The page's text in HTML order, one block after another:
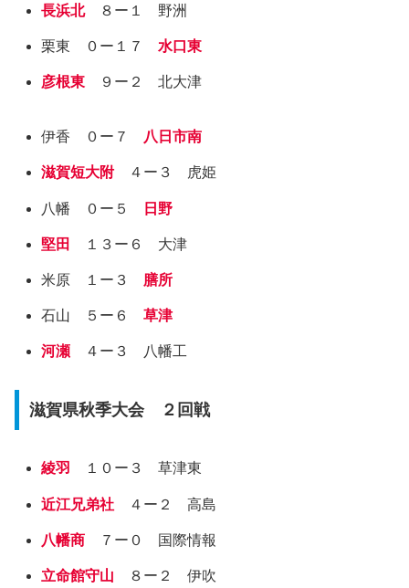
長浜北 ８ー１ 野洲
栗東 ０ー１７ 水口東
彦根東 ９ー２ 北大津
伊香 ０ー７ 八日市南
滋賀短大附４ー３ 虎姫
八幡 ０ー５ 日野
堅田 １３ー６ 大津
米原 １ー３ 膳所
石山 ５ー６草津
河瀬 ４ー３ 八幡工
滋賀県秋季大会 ２回戦
綾羽 １０ー３ 草津東
近江兄弟社 ４ー２ 高島
八幡商 ７ー０ 国際情報
立命館守山 ８ー２ 伊吹